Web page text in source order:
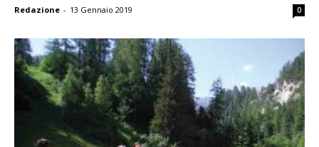
Redazione - 13 Gennaio 2019 0